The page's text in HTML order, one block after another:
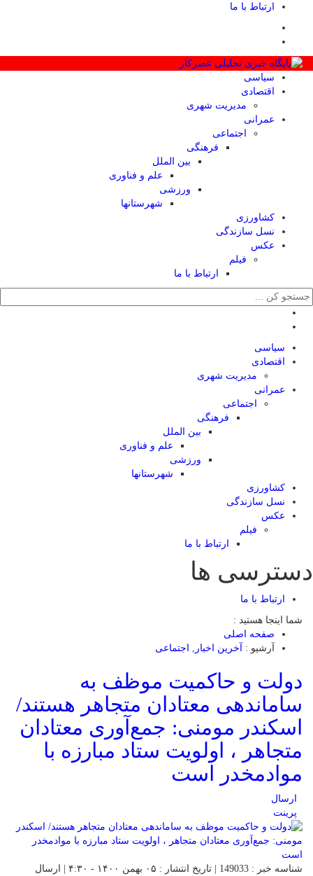
ارتباط با ما
سیاسی
اقتصادی
مدیریت شهری
عمرانی
اجتماعی
فرهنگی
بین الملل
علم و فناوری
ورزشی
شهرستانها
کشاورزی
نسل سازندگی
عکس
فیلم
ارتباط با ما
سیاسی
اقتصادی
مدیریت شهری
عمرانی
اجتماعی
فرهنگی
بین الملل
علم و فناوری
ورزشی
شهرستانها
کشاورزی
نسل سازندگی
عکس
فیلم
ارتباط با ما
دسترسی ها
ارتباط با ما
شما اینجا هستید :
صفحه اصلی
آرشیو :
آخرین اخبار اجتماعی
دولت و حاکمیت موظف به
ساماندهی معتادان متجاهر هستند/
اسکندر مومنی: جمع‌آوری معتادان
متجاهر ، اولویت ستاد مبارزه با
موادمخدر است
ارسال
پرینت
شناسه خبر : 149033 | تاریخ انتشار : ۰۵ بهمن ۱۴۰۰ - ۴:۳۰ | ارسال